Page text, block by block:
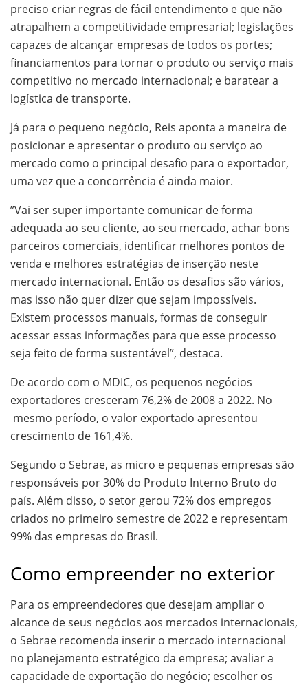
preciso criar regras de fácil entendimento e que não
atrapalhem a competitividade empresarial; legislações
capazes de alcançar empresas de todos os portes;
financiamentos para tornar o produto ou serviço mais
competitivo no mercado internacional; e baratear a
logística de transporte.
Já para o pequeno negócio, Reis aponta a maneira de
posicionar e apresentar o produto ou serviço ao
mercado como o principal desafio para o exportador,
uma vez que a concorrência é ainda maior.
”Vai ser super importante comunicar de forma
adequada ao seu cliente, ao seu mercado, achar bons
parceiros comerciais, identificar melhores pontos de
venda e melhores estratégias de inserção neste
mercado internacional. Então os desafios são vários,
mas isso não quer dizer que sejam impossíveis.
Existem processos manuais, formas de conseguir
acessar essas informações para que esse processo
seja feito de forma sustentável”, destaca.
De acordo com o MDIC, os pequenos negócios
exportadores cresceram 76,2% de 2008 a 2022. No
mesmo período, o valor exportado apresentou
crescimento de 161,4%.
Segundo o Sebrae, as micro e pequenas empresas são
responsáveis por 30% do Produto Interno Bruto do
país. Além disso, o setor gerou 72% dos empregos
criados no primeiro semestre de 2022 e representam
99% das empresas do Brasil.
Como empreender no exterior
Para os empreendedores que desejam ampliar o
alcance de seus negócios aos mercados internacionais,
o Sebrae recomenda inserir o mercado internacional
no planejamento estratégico da empresa; avaliar a
capacidade de exportação do negócio; escolher os